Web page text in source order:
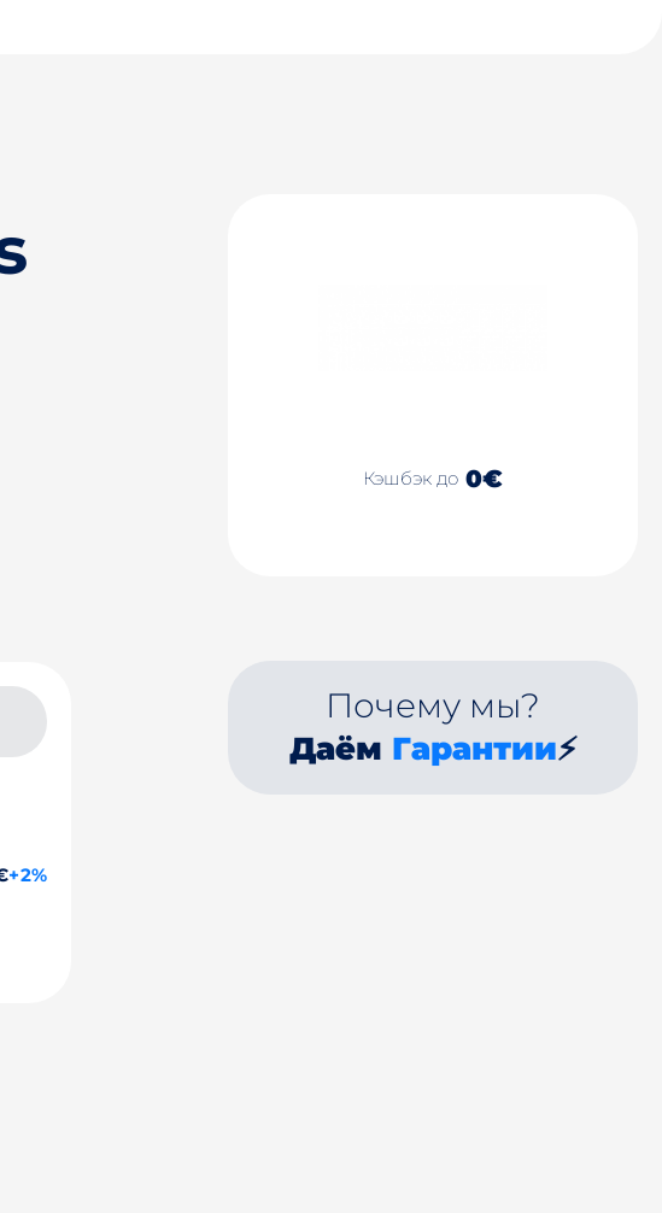
Кэшбэк до 0€
+2%
Почему мы?
Даём Гарантии⚡